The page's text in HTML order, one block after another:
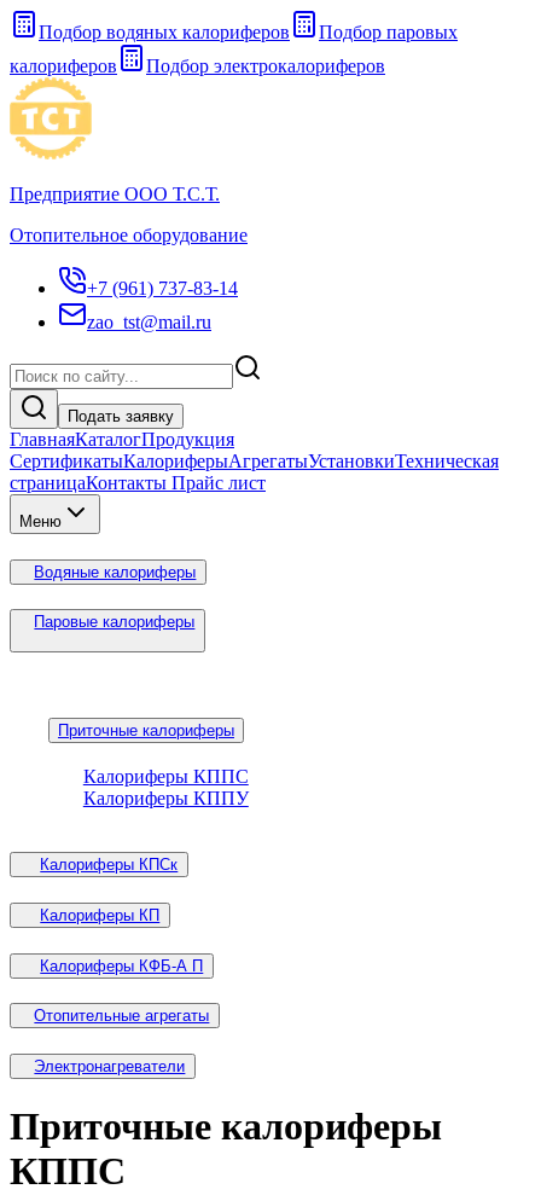
Подбор водяных калориферов
Подбор паровых
калориферов
Подбор электрокалориферов
Предприятие ООО Т.С.Т.
Отопительное оборудование
+7 (961) 737-83-14
zao_tst@mail.ru
Подать заявку
ГлавнаяКаталогПродукция
СертификатыКалориферыАгрегатыУстановкиТехническая
страницаКонтакты Прайс лист
Меню
Водяные калориферы
Паровые калориферы
Приточные калориферы
Калориферы КППС
Калориферы КППУ
Калориферы КПСк
Калориферы КП
Калориферы КФБ-А П
Отопительные агрегаты
Электронагреватели
Приточные калориферы
КППС